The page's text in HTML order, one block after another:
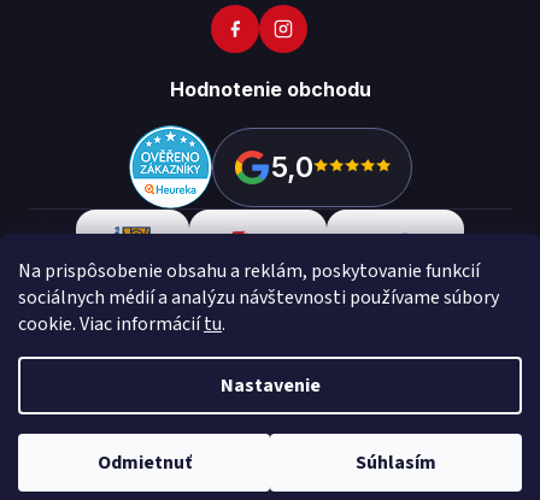
Na prispôsobenie obsahu a reklám, poskytovanie funkcií
sociálnych médií a analýzu návštevnosti používame súbory
cookie. Viac informáciítu.
Nastavenie
Odmietnuť Súhlasím
Hodnotenie obchodu
5,0
Copyright 2026Vikon. Všetky práva vyhradené.Upraviť
nastavenie cookies
💙